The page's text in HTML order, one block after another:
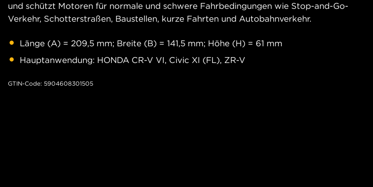
und schützt Motoren für normale und schwere Fahrbedingungen wie Stop-and-Go-
Verkehr, Schotterstraßen, Baustellen, kurze Fahrten und Autobahnverkehr.
Länge (A) = 209,5 mm; Breite (B) = 141,5 mm; Höhe (H) = 61 mm
Hauptanwendung: HONDA CR-V VI, Civic XI (FL), ZR-V
GTIN-Code: 5904608301505